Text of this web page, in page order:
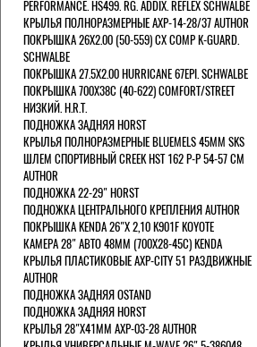
PERFORMANCE. HS499. RG. ADDIX. REFLEX SCHWALBE
КРЫЛЬЯ ПОЛНОРАЗМЕРНЫЕ AXP-14-28/37 AUTHOR
ПОКРЫШКА 26X2.00 (50-559) CX COMP K-GUARD.
SCHWALBE
ПОКРЫШКА 27.5X2.00 HURRICANE 67EPI. SCHWALBE
ПОКРЫШКА 700X38С (40-622) COMFORT/STREET
НИЗКИЙ. H.R.T.
ПОДНОЖКА ЗАДНЯЯ HORST
КРЫЛЬЯ ПОЛНОРАЗМЕРНЫЕ BLUEMELS 45MM SKS
ШЛЕМ СПОРТИВНЫЙ CREEK HST 162 Р-Р 54-57 СМ
AUTHOR
ПОДНОЖКА 22-29" HORST
ПОДНОЖКА ЦЕНТРАЛЬНОГО КРЕПЛЕНИЯ AUTHOR
ПОКРЫШКА KENDA 26"Х 2,10 K901F KOYOTE
КАМЕРА 28" АВТО 48ММ (700Х28-45С) KENDA
КРЫЛЬЯ ПЛАСТИКОВЫЕ AXP-CITY 51 РАЗДВИЖНЫЕ
AUTHOR
ПОДНОЖКА ЗАДНЯЯ OSTAND
ПОДНОЖКА ЗАДНЯЯ HORST
КРЫЛЬЯ 28"Х41ММ AXP-03-28 AUTHOR